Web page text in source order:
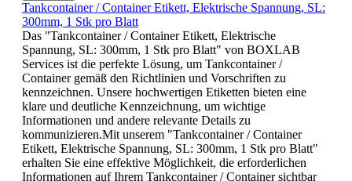
Tankcontainer / Container Etikett, Elektrische Spannung, SL:
300mm, 1 Stk pro Blatt
Das "Tankcontainer / Container Etikett, Elektrische
Spannung, SL: 300mm, 1 Stk pro Blatt" von BOXLAB
Services ist die perfekte Lösung, um Tankcontainer /
Container gemäß den Richtlinien und Vorschriften zu
kennzeichnen. Unsere hochwertigen Etiketten bieten eine
klare und deutliche Kennzeichnung, um wichtige
Informationen und andere relevante Details zu
kommunizieren.Mit unserem "Tankcontainer / Container
Etikett, Elektrische Spannung, SL: 300mm, 1 Stk pro Blatt"
erhalten Sie eine effektive Möglichkeit, die erforderlichen
Informationen auf Ihrem Tankcontainer / Container sichtbar